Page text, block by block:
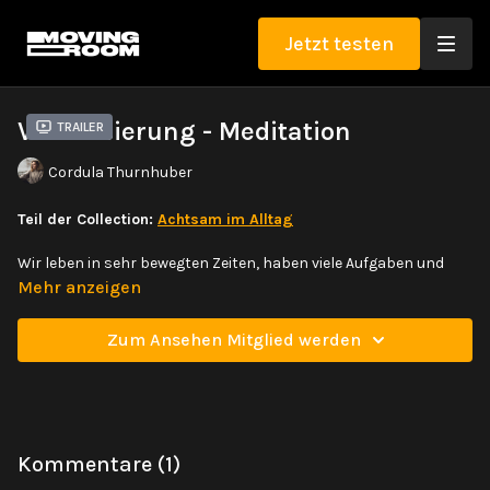
Jetzt testen
Trailer
Visualisierung - Meditation
Cordula Thurnhuber
Teil der Collection: Achtsam im Alltag
Wir leben in sehr bewegten Zeiten, haben viele Aufgaben und
oftmals das Gefühl viele Erwartungshaltungen im Außen
dieser Meditation stärkst du deine innere
Mehr anzeigen
Zum Ansehen Mitglied werden
Kommentare (1)